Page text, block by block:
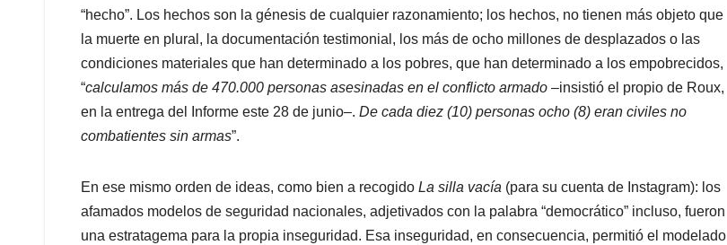
“hecho”. Los hechos son la génesis de cualquier razonamiento; los hechos, no tienen más objeto que
la muerte en plural, la documentación testimonial, los más de ocho millones de desplazados o las
condiciones materiales que han determinado a los pobres, que han determinado a los empobrecidos,
“calculamos más de 470.000 personas asesinadas en el conflicto armado –insistió el propio de Roux,
en la entrega del Informe este 28 de junio–. De cada diez (10) personas ocho (8) eran civiles no
combatientes sin armas”.
En ese mismo orden de ideas, como bien a recogido La silla vacía (para su cuenta de Instagram): los
afamados modelos de seguridad nacionales, adjetivados con la palabra “democrático” incluso, fueron
una estratagema para la propia inseguridad. Esa inseguridad, en consecuencia, permitió el modelado